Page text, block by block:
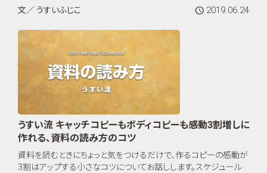
文／ うすいふじこ
2019.06.24
うすい流 キャッチコピーもボディコピーも感動3割増しに
作れる、資料の読み方のコツ
資料を読むときにちょっと気をつけるだけで、作るコピーの感動が
3割はアップする小さなコツについてお話しします。スケジュール